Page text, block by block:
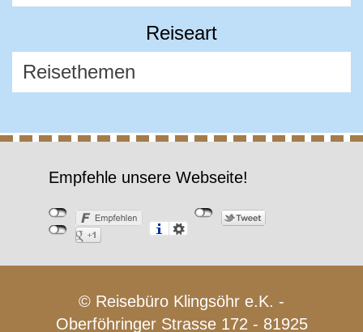
Reiseart
Empfehle unsere Webseite!
© Reisebüro Klingsöhr e.K. -
Oberföhringer Strasse 172 - 81925